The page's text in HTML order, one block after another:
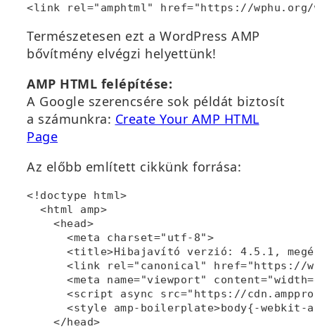
<link rel="amphtml" href="https://
Természetesen ezt a WordPress AMP
bővítmény elvégzi helyettünk!
AMP HTML felépítése:
A Google szerencsére sok példát biztosít
a számunkra: Create Your AMP HTML
Page
Az előbb említett cikkünk forrása:
<!doctype html>
  <html amp>
    <head>
      <meta charset="utf-8">
<title>Hibajavító verzió: 4.5.1,
<link rel="canonical"
<meta name="viewport"
<script async src="https://
<style amp-boilerplate>body{-
    </head>